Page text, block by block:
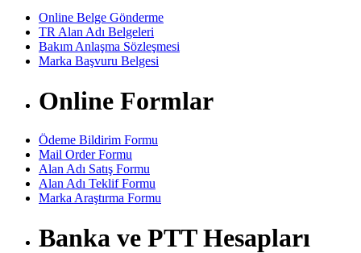
Online Belge Gönderme
TR Alan Adı Belgeleri
Bakım Anlaşma Sözleşmesi
Marka Başvuru Belgesi
Online Formlar
Ödeme Bildirim Formu
Mail Order Formu
Alan Adı Satış Formu
Alan Adı Teklif Formu
Marka Araştırma Formu
Banka ve PTT Hesapları